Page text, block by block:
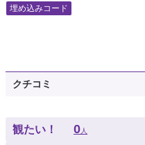
埋め込みコード
クチコミ
観たい！ 0人